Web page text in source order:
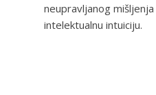
neupravljanog
intelektualnu intuiciju.